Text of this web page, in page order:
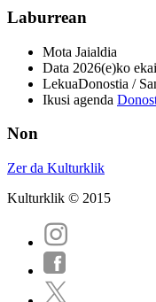
Laburrean
Mota Jaialdia
Data 2026(e)ko
LekuaDonostia /
Ikusi agenda
Non
Zer da Kulturklik
Kulturklik © 2015